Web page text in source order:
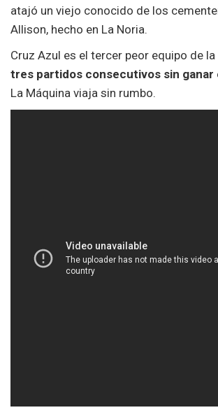
atajó un viejo conocido de los
Allison, hecho en La Noria.
Cruz Azul es el tercer peor equipo de la
tres partidos consecutivos sin ganar
La Máquina viaja sin rumbo.